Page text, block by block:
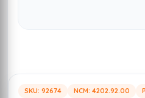
SKU: 92674 NCM: 4202.92.00